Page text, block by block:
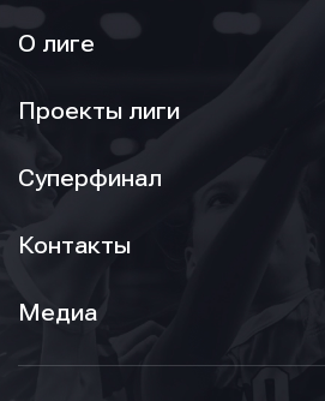
О лиге
Проекты лиги
Суперфинал
Контакты
Медиа